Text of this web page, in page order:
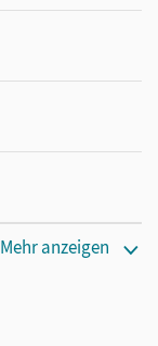
Mehr anzeigen